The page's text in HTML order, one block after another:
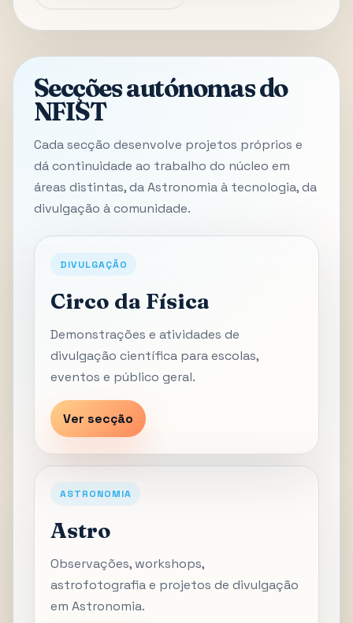
Secções autónomas do
NFIST
Cada secção desenvolve projetos próprios e
dá continuidade ao trabalho do núcleo em
áreas distintas, da Astronomia à tecnologia, da
divulgação à comunidade.
DIVULGAÇÃO
Circo da Física
Demonstrações e atividades de
divulgação científica para escolas,
eventos e público geral.
Ver secção
ASTRONOMIA
Astro
Observações, workshops,
astrofotografia e projetos de divulgação
em Astronomia.